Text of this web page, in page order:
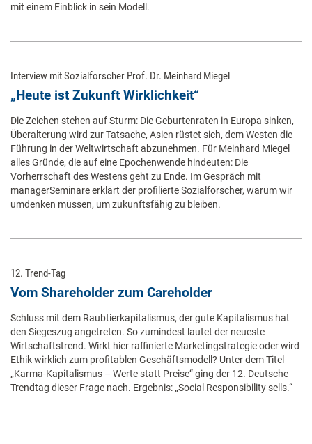
mit einem Einblick in sein Modell.
Interview mit Sozialforscher Prof. Dr. Meinhard Miegel
„Heute ist Zukunft Wirklichkeit“
Die Zeichen stehen auf Sturm: Die Geburtenraten in Europa sinken,
Überalterung wird zur Tatsache, Asien rüstet sich, dem Westen die
Führung in der Weltwirtschaft abzunehmen. Für Meinhard Miegel
alles Gründe, die auf eine Epochenwende hindeuten: Die
Vorherrschaft des Westens geht zu Ende. Im Gespräch mit
managerSeminare erklärt der profilierte Sozialforscher, warum wir
umdenken müssen, um zukunftsfähig zu bleiben.
12. Trend-Tag
Vom Shareholder zum Careholder
Schluss mit dem Raubtierkapitalismus, der gute Kapitalismus hat
den Siegeszug angetreten. So zumindest lautet der neueste
Wirtschaftstrend. Wirkt hier raffinierte Marketingstrategie oder wird
Ethik wirklich zum profitablen Geschäftsmodell? Unter dem Titel
„Karma-Kapitalismus – Werte statt Preise“ ging der 12. Deutsche
Trendtag dieser Frage nach. Ergebnis: „Social Responsibility sells.“